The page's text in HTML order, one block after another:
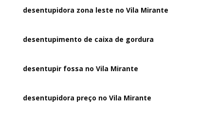
desentupidora zona leste no Vila Mirante
desentupimento de caixa de gordura
desentupir fossa no Vila Mirante
desentupidora preço no Vila Mirante